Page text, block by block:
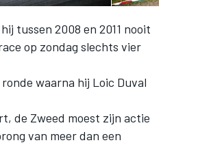
tussen 2008 en 2011 nooit
op zondag slechts vier
waarna hij Loic Duval
de Zweed moest zijn actie
van meer dan een